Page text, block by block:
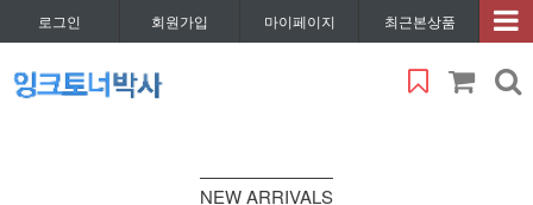
로그인 회원가입 마이페이지 최근본상품
NEW ARRIVALS